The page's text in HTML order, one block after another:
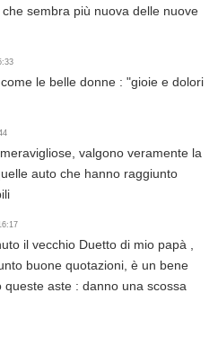
sembra più nuova delle nuove
le belle donne : "gioie e dolori
valgono veramente la
auto che hanno raggiunto
il vecchio Duetto di mio papà ,
buone quotazioni, è un bene
queste aste : danno una scossa